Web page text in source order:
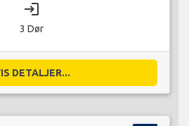
login
3 Dør
DETALJER...